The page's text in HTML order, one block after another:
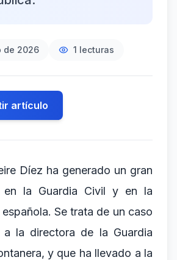
de 2026 1 lecturas
artículo
Díez ha generado un gran
en la Guardia Civil y en la
Se trata de un caso
a la directora de la Guardia
y que ha llevado a la